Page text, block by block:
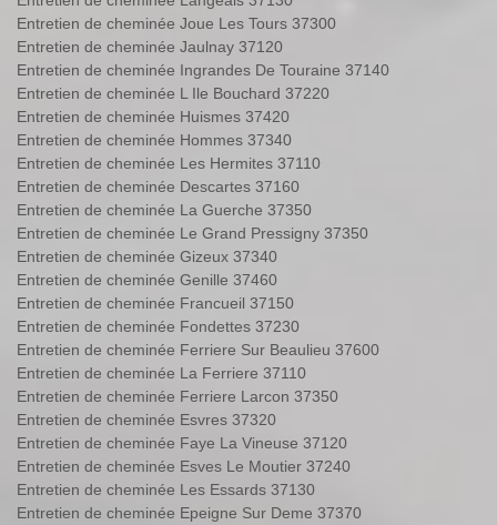
Entretien de cheminée Joue Les Tours 37300
Entretien de cheminée Jaulnay 37120
Entretien de cheminée Ingrandes De Touraine 37140
Entretien de cheminée L Ile Bouchard 37220
Entretien de cheminée Huismes 37420
Entretien de cheminée Hommes 37340
Entretien de cheminée Les Hermites 37110
Entretien de cheminée Descartes 37160
Entretien de cheminée La Guerche 37350
Entretien de cheminée Le Grand Pressigny 37350
Entretien de cheminée Gizeux 37340
Entretien de cheminée Genille 37460
Entretien de cheminée Francueil 37150
Entretien de cheminée Fondettes 37230
Entretien de cheminée Ferriere Sur Beaulieu 37600
Entretien de cheminée La Ferriere 37110
Entretien de cheminée Ferriere Larcon 37350
Entretien de cheminée Esvres 37320
Entretien de cheminée Faye La Vineuse 37120
Entretien de cheminée Esves Le Moutier 37240
Entretien de cheminée Les Essards 37130
Entretien de cheminée Epeigne Sur Deme 37370